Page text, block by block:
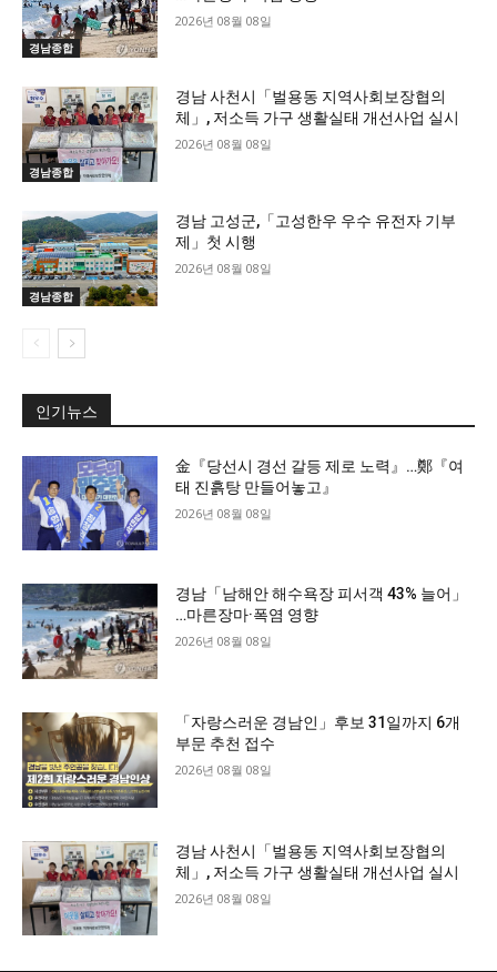
경남종합
2026년 08월 08일
경남종합
경남 사천시「벌용동 지역사회보장협의
체」, 저소득 가구 생활실태 개선사업 실시
2026년 08월 08일
경남종합
경남 고성군,「고성한우 우수 유전자 기부
제」첫 시행
2026년 08월 08일
인기뉴스
金『당선시 경선 갈등 제로 노력』…鄭『여
태 진흙탕 만들어놓고』
2026년 08월 08일
경남「남해안 해수욕장 피서객 43% 늘어」
…마른장마·폭염 영향
2026년 08월 08일
「자랑스러운 경남인」후보 31일까지 6개
부문 추천 접수
2026년 08월 08일
경남 사천시「벌용동 지역사회보장협의
체」, 저소득 가구 생활실태 개선사업 실시
2026년 08월 08일